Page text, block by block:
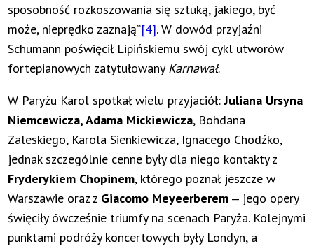
sposobność rozkoszowania się sztuką, jakiego, być
może, nieprędko zaznają”[4]. W dowód przyjaźni
Schumann poświęcił Lipińskiemu swój cykl utworów
fortepianowych zatytułowany Karnawał.
W Paryżu Karol spotkał wielu przyjaciół:Juliana Ursyna
Niemcewicza, Adama Mickiewicza, Bohdana
Zaleskiego, Karola Sienkiewicza, Ignacego Chodźko,
jednak szczególnie cenne były dla niego kontakty z
Fryderykiem Chopinem, którego poznał jeszcze w
Warszawie oraz z Giacomo Meyeerberem ‒ jego opery
święciły ówcześnie triumfy na scenach Paryża. Kolejnymi
punktami podróży koncertowych były Londyn, a